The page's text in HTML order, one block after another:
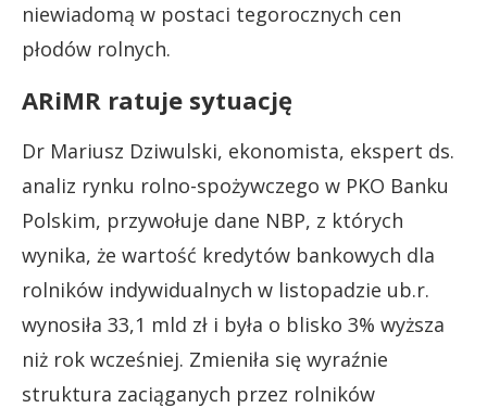
niewiadomą w postaci tegorocznych cen
płodów rolnych.
ARiMR ratuje sytuację
Dr Mariusz Dziwulski, ekonomista, ekspert ds.
analiz rynku rolno-spożywczego w PKO Banku
Polskim, przywołuje dane NBP, z których
wynika, że wartość kredytów bankowych dla
rolników indywidualnych w listopadzie ub.r.
wynosiła 33,1 mld zł i była o blisko 3% wyższa
niż rok wcześniej. Zmieniła się wyraźnie
struktura zaciąganych przez rolników